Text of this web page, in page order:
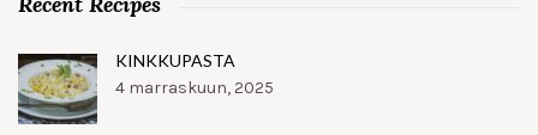
KINKKUPASTA
4 marraskuun, 2025